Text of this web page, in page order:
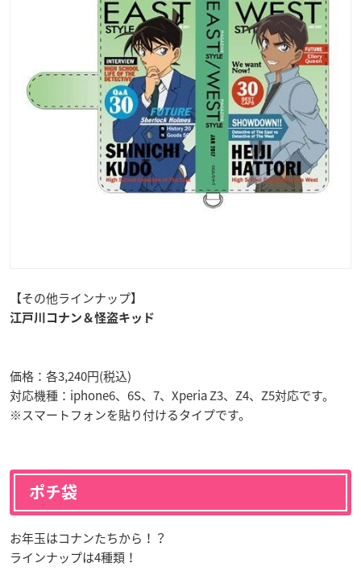
【その他ラインナップ】
江戸川コナン＆怪盗キッド
価格：各3,240円(税込)
対応機種：iphone6、6S、7、Xperia Z3、Z4、Z5対応です。
※スマートフォンを貼り付けるタイプです。
ポチ袋
お年玉はコナンたちから！？
ラインナップは4種類！